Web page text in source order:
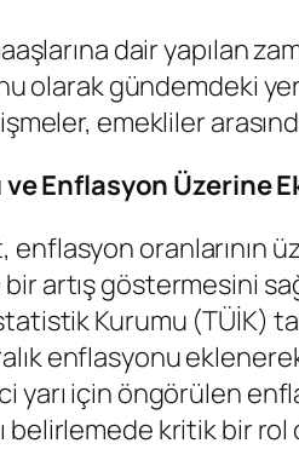
dair yapılan
olarak gündemdeki
emekliler
ve Enflasyon Üzerine
enflasyon oranlarının
artış göstermesini
Kurumu (TÜİK)
enflasyonu
yarı için öngörülen
belirlemede kritik bir rol